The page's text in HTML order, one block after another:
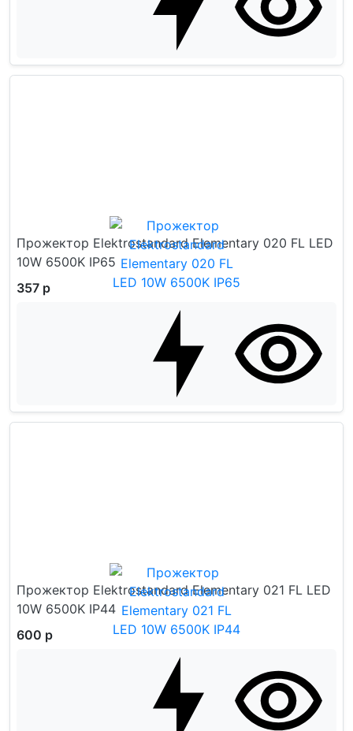
Прожектор Elektrostandard Elementary 020 FL LED
10W 6500K IP65
357 р
Прожектор Elektrostandard Elementary 021 FL LED
10W 6500K IP44
600 р